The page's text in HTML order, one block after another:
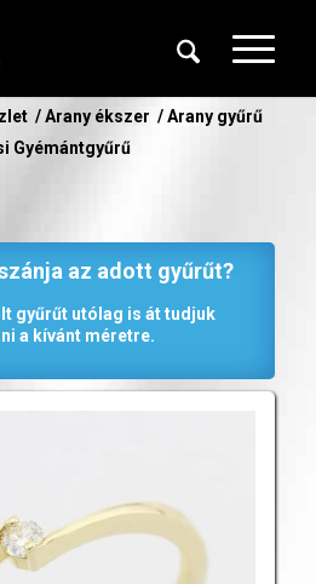
/ Arany ékszer / Arany gyűrű
Gyémántgyűrű
az adott gyűrűt?
gyűrűt utólag is át tudjuk
a kívánt méretre.